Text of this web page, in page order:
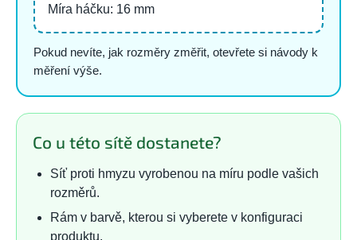
Míra háčku: 16 mm
Pokud nevíte, jak rozměry změřit, otevřete si návody k
měření výše.
Co u této sítě dostanete?
Síť proti hmyzu vyrobenou na míru podle vašich
rozměrů.
Rám v barvě, kterou si vyberete v konfiguraci
produktu.